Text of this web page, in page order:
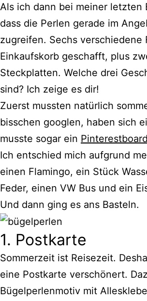
Als ich dann bei meiner letzten
dass die Perlen gerade im
zugreifen. Sechs verschiedene
Einkaufskorb geschafft, plus
Steckplatten. Welche drei
sind? Ich zeige es dir!
Zuerst mussten natürlich
bisschen googlen, haben sich
musste sogar ein
Ich entschied mich aufgrund
einen Flamingo, ein Stück
Feder, einen VW Bus und ein
Und dann ging es ans Basteln.
1. Postkarte
Sommerzeit ist Reisezeit.
eine Postkarte verschönert.
Bügelperlenmotiv mit